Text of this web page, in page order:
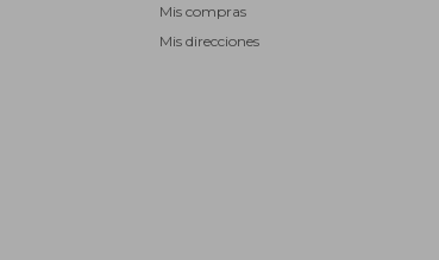
Mis compras
Mis direcciones